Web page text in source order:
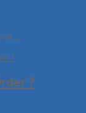
พ ...
?